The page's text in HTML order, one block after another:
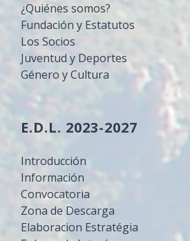
¿Quiénes somos?
Fundación y Estatutos
Los Socios
Juventud y Deportes
Género y Cultura
E.D.L. 2023-2027
Introducción
Información
Convocatoria
Zona de Descarga
Elaboracion Estratégia